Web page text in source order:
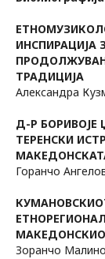
ИНСПИРАЦИЈА
ТРАДИЦИЈА
Александра
Д-Р
ТЕРЕНСКИ
Горанчо
Зоранчо